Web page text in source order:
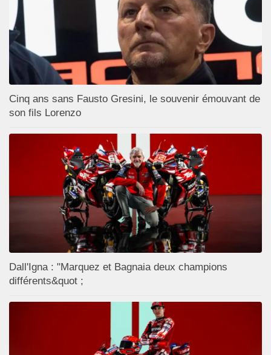
Cinq ans sans Fausto Gresini, le souvenir émouvant de
son fils Lorenzo
Dall'Igna : "Marquez et Bagnaia deux champions
différents&quot ;